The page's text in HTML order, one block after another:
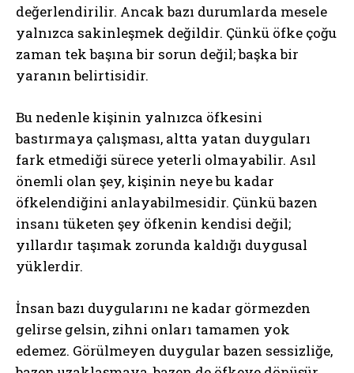
değerlendirilir. Ancak bazı durumlarda mesele
yalnızca sakinleşmek değildir. Çünkü öfke çoğu
zaman tek başına bir sorun değil; başka bir
yaranın belirtisidir.
Bu nedenle kişinin yalnızca öfkesini
bastırmaya çalışması, altta yatan duyguları
fark etmediği sürece yeterli olmayabilir. Asıl
önemli olan şey, kişinin neye bu kadar
öfkelendiğini anlayabilmesidir. Çünkü bazen
insanı tüketen şey öfkenin kendisi değil;
yıllardır taşımak zorunda kaldığı duygusal
yüklerdir.
İnsan bazı duygularını ne kadar görmezden
gelirse gelsin, zihni onları tamamen yok
edemez. Görülmeyen duygular bazen sessizliğe,